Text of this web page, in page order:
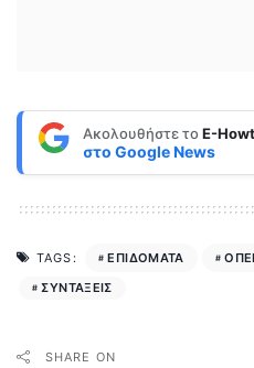
Ακολουθήστε τοE-
στο Google News
TAGS: ΕΠΙΔΟΜΑΤΑ
ΣΥΝΤΑΞΕΙΣ
SHARE ON